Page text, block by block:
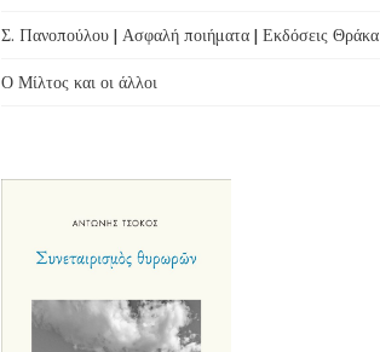
Σ. Πανοπούλου | Ασφαλή ποιήματα | Εκδόσεις Θράκα
Ο Μίλτος και οι άλλοι